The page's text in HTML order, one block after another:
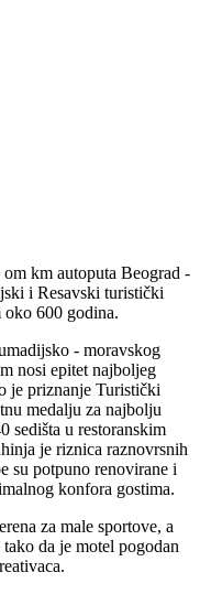
om km autoputa Beograd -
i Resavski turistički
oko 600 godina.
- moravskog
nosi epitet najboljeg
je priznanje Turistički
medalju za najbolju
sedišta u restoranskim
je riznica raznovrsnih
su potpuno renovirane i
konfora gostima.
za male sportove, a
da je motel pogodan